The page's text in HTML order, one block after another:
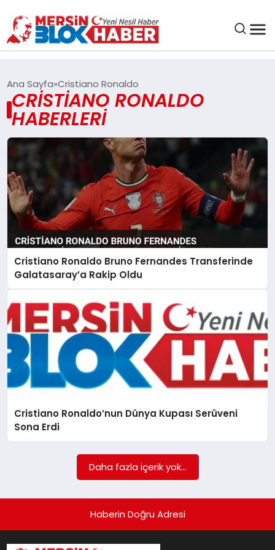
SAĞLIK
ASAYIŞ
EĞITIM
EKONOMI
SANAT
POLITIKA
YAŞAM
SPOR
KÜNYE
Ana Sayfa Cristiano Ronaldo
CRISTIANO RONALDO
HABERLERI
Cristiano Ronaldo Bruno Fernandes Transferinde
Galatasaray’a Rakip Oldu
Cristiano Ronaldo’nun Dünya Kupası Serüveni
Sona Erdi
Daha fazla içerik yok...
Haberin Doğru Adresi